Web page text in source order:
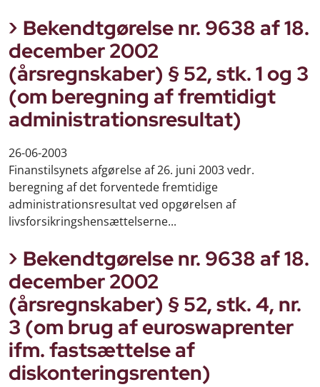
Bekendtgørelse nr. 9638 af 18.
december 2002
(årsregnskaber) § 52, stk. 1 og 3
(om beregning af fremtidigt
administrationsresultat)
26-06-2003
Finanstilsynets afgørelse af 26. juni 2003 vedr.
beregning af det forventede fremtidige
administrationsresultat ved opgørelsen af
livsforsikringshensættelserne...
Bekendtgørelse nr. 9638 af 18.
december 2002
(årsregnskaber) § 52, stk. 4, nr.
3 (om brug af euroswaprenter
ifm. fastsættelse af
diskonteringsrenten)